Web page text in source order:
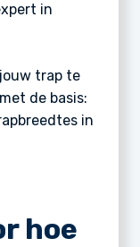
in
trap te
de basis:
in
hoe